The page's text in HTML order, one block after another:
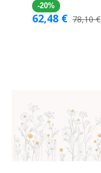
-20%
62,48 € 78,10€